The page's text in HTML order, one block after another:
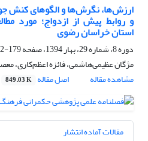
ارزش‌ها، نگرش‌ها و الگوهای کنش
و روابط پیش از ازدواج؛ مورد
استان خراسان رضوی
دوره 8، شماره 29، بهار 1394، صفحه
179-212
مژگان عظیمی‌هاشمی، فائزه اعظم‌کاری،
مشاهده مقاله
اصل مقاله 849.03 K
مقالات آماده انتشار